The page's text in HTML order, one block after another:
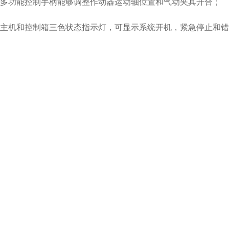
多功能控制手柄能够调整作动器运动轴位置和气动夹具开合；
主机和控制箱三色状态指示灯，可显示系统开机，紧急停止和